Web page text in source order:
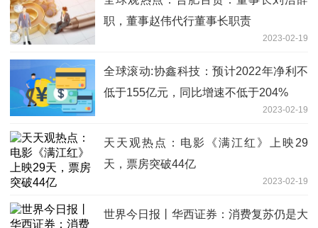
职，董事赵伟代行董事长职责
2023-02-19
全球滚动:协鑫科技：预计2022年净利不
低于155亿元，同比增速不低于204%
2023-02-19
天天观热点：电影《满江红》上映29
天，票房突破44亿
2023-02-19
世界今日报丨华西证券：消费复苏仍是大